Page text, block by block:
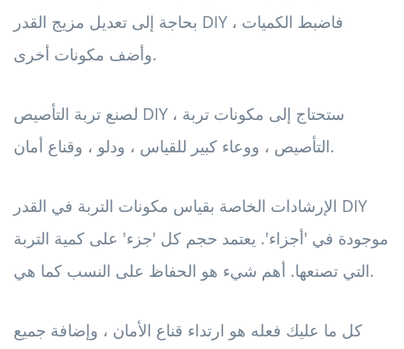
بحاجة إلى تعديل مزيج القدر DIY ، فاضبط الكميات
وأضف مكونات أخرى.
لصنع تربة التأصيص DIY ، ستحتاج إلى مكونات تربة
التأصيص ، ووعاء كبير للقياس ، ودلو ، وقناع أمان.
الإرشادات الخاصة بقياس مكونات التربة في القدر DIY
موجودة في 'أجزاء'. يعتمد حجم كل 'جزء' على كمية التربة
التي تصنعها. أهم شيء هو الحفاظ على النسب كما هي.
كل ما عليك فعله هو ارتداء قناع الأمان ، وإضافة جميع